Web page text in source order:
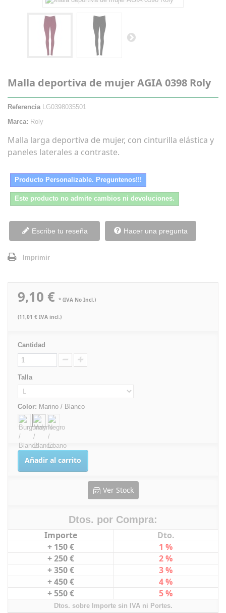
Malla deportiva de mujer AGIA 0398 Roly
Referencia LG0398035501
Marca: Roly
Malla larga deportiva de mujer, con cinturilla elástica y
paneles laterales a contraste.
Producto Personalizable. Preguntenos!!!
Este producto no admite cambios ni devoluciones.
Escribe tu reseña Hacer una pregunta
Imprimir
9,10 € * (IVA No Incl.)
(11,01 € IVA incl.)
Cantidad
Talla
Color: Marino / Blanco
Añadir al carrito
Ver Stock
Dtos. por Compra:
Importe
Dto.
+ 150 €
1 %
+ 250 €
2 %
+ 350 €
3 %
+ 450 €
4 %
+ 550 €
5 %
Dtos. sobre Importe sin IVA ni Portes.